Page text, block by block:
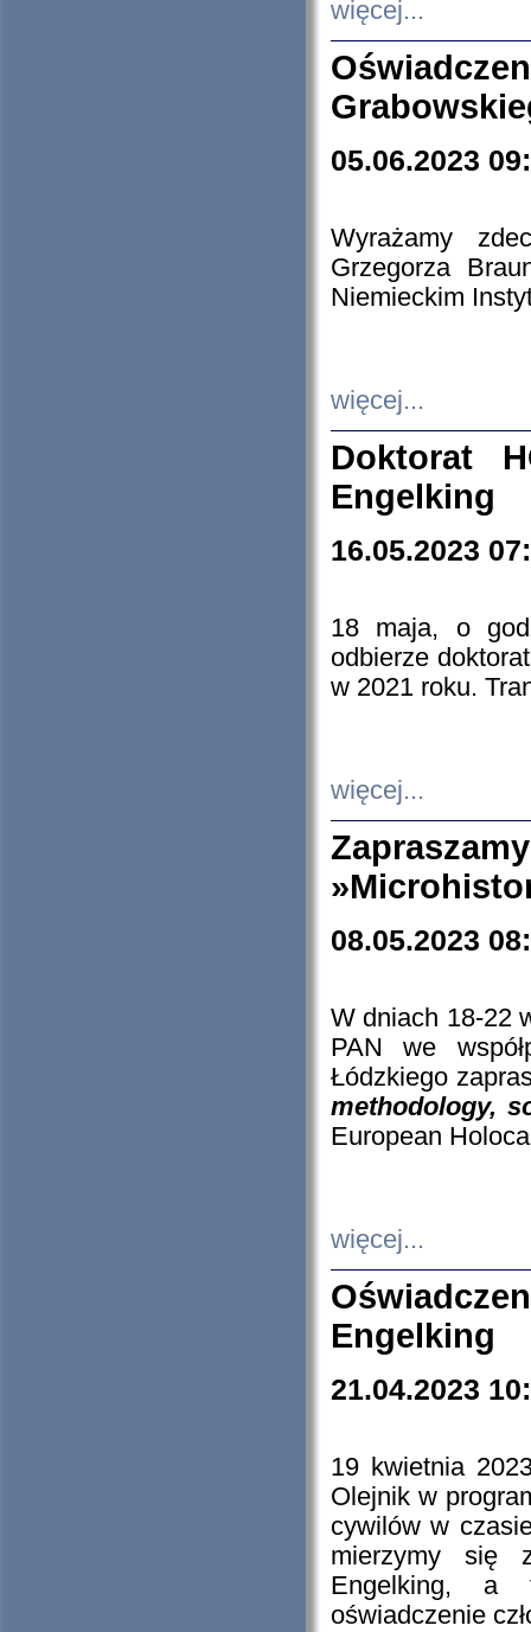
więcej...
05.06.2023
Wyrażamy
Grzegorza
Niemieckim
więcej...
Doktorat
Engelking
16.05.2023
18 maja, o
odbierze
w 2021 roku.
więcej...
08.05.2023
W dniach 18-22
PAN we
Łódzkiego
methodology,
European
więcej...
Engelking
21.04.2023
19 kwietnia
Olejnik w
cywilów w
mierzymy się
Engelking, a
oświadczenie